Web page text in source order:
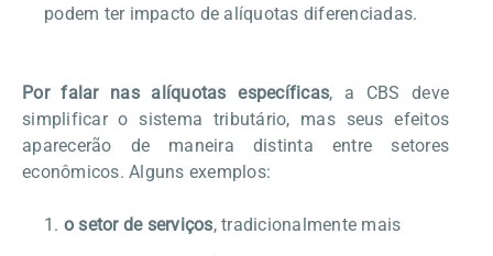
podem ter impacto de alíquotas diferenciadas.
Por falar nas alíquotas específicas, a
CBS deve
simplificar o sistema tributário, mas seus efeitos
aparecerão de maneira distinta entre setores
econômicos. Alguns exemplos:
o setor de serviços, tradicionalmente mais